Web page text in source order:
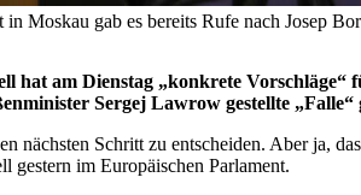
in Moskau gab es bereits Rufe nach
hat am Dienstag „konkrete
Sergej Lawrow gestellte
nächsten Schritt zu entscheiden. Aber ja,
gestern im Europäischen Parlament.